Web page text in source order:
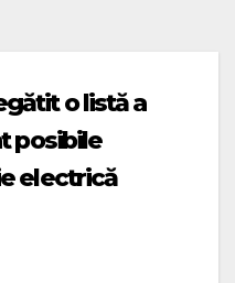
o listă a
posibile
electrică